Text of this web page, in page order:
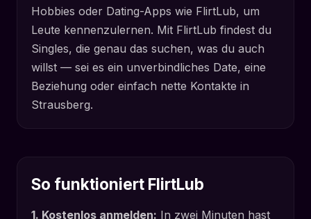
Hobbies oder Dating-Apps wie FlirtLub, um
Leute kennenzulernen. Mit FlirtLub findest du
Singles, die genau das suchen, was du auch
willst — sei es ein unverbindliches Date, eine
Beziehung oder einfach nette Kontakte in
Strausberg.
So funktioniert FlirtLub
1. Kostenlos anmelden: In zwei Minuten hast